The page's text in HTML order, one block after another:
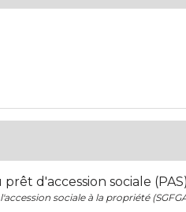
d'accession sociale (PAS)
sociale à la propriété